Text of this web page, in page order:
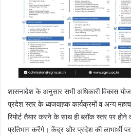
शासनादेश के अनुसार सभी अधिकारी विकास
प्रदेश स्तर के ध्वजवाहक कार्यक्रमों व अन्य
रिपोर्ट तैयार करने के साथ ही ब्लॉक स्तर पर होने
प्रतिभाग करेंगे। केंद्र और प्रदेश की लाभार्थी